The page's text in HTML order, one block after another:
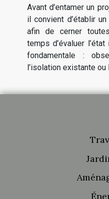
Avant d’entamer un
il convient d’établir
afin de cerner
temps d’évaluer
fondamentale :
l’isolation existante ou